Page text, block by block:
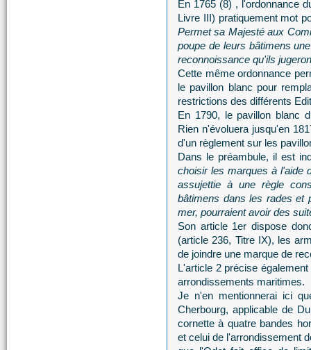
En 1765 (8) , l'ordonnance
Livre III) pratiquement mot
Permet sa Majesté aux
poupe de leurs bâtimens
reconnoissance qu'ils
Cette même ordonnance
le pavillon blanc pour
restrictions des différents
En 1790, le pavillon blanc
Rien n'évoluera jusqu'en
d'un règlement sur les
Dans le préambule, il est
choisir les marques à l'aide
assujettie à une règle
bâtimens dans les rades et
mer, pourraient avoir des
Son article 1er dispose
(article 236, Titre IX), les
de joindre une marque de
L'article 2 précise
arrondissements maritimes.
Je n'en mentionnerai ici
Cherbourg, applicable de
cornette à quatre bandes
et celui de l'arrondissement